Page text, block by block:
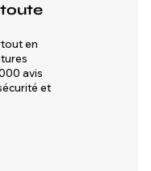
toute
en
avis
et